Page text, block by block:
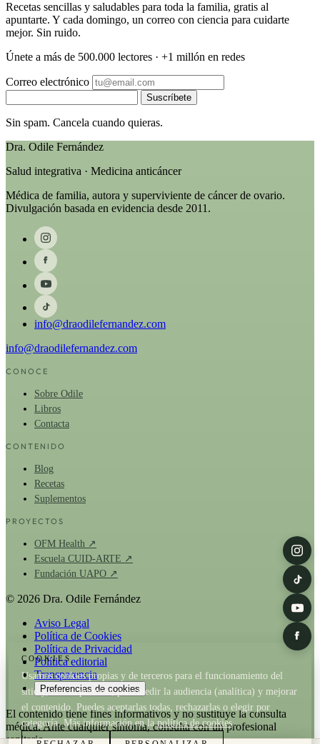
Recetas sencillas y saludables para toda la familia, gratis al
apuntarte. Y cada domingo, un correo con ciencia para cuidarte
mejor. Sin ruido.
Únete a más de 500.000 lectores · +1 millón en redes
Correo electrónico
Suscríbete
Sin spam. Cancela cuando quieras.
Dra. Odile Fernández
Salud integrativa · Medicina anticáncer
Médica de familia, autora y superviviente de cáncer de ovario.
Divulgación basada en evidencia desde 2011.
info@draodilefernandez.com
info@draodilefernandez.com
CONOCE
Sobre Odile
Libros
Contacta
CONTENIDO
Blog
Recetas
Suplementos
PROYECTOS
OFM Health ↗
Escuela CUID-ARTE ↗
Fundación UAPO ↗
© 2026 Dra. Odile Fernández
Aviso Legal
Política de Cookies
Política de Privacidad
Política editorial
Transparencia
Preferencias de cookies
El contenido tiene fines informativos y no sustituye la consulta
médica. Ante cualquier síntoma, consulta con un profesional
sanitario.
COOKIES
Usamos cookies propias y de terceros para el funcionamiento del
sitio y, con tu permiso, para medir la audiencia (analítica) y mejorar
el contenido. Puedes aceptarlas todas, rechazarlas o elegir por
categoría. Más información en lapolítica de cookies.